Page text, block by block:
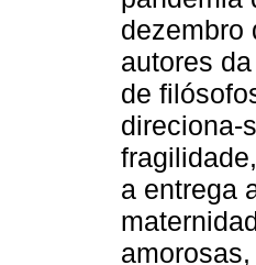
dezembro
autores
de
direciona-
a entrega